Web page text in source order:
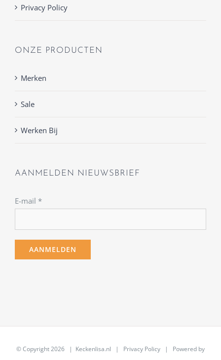
Privacy Policy
ONZE PRODUCTEN
Merken
Sale
Werken Bij
AANMELDEN NIEUWSBRIEF
E-mail *
© Copyright2026 | Keckenlisa.nl | Privacy Policy | Powered by